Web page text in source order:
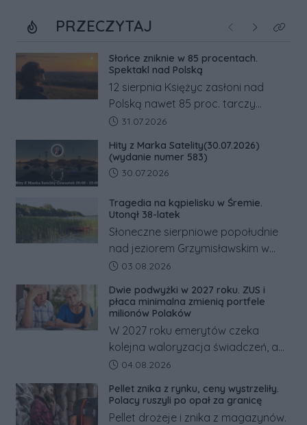
PRZECZYTAJ Poprzednie
NastępneKliknij
Słońce zniknie w 85 procentach.
Spektakl nad Polską
12 sierpnia Księżyc zasłoni nad
Polską nawet 85 proc. tarczy
Słońca. Największe zaćmienie od 27
zachodem.
Data dodania artykułu:
31.07.2026
Hity z Marka Satelity(30.07.2026)
(wydanie numer 583)
Data dodania artykułu:
30.07.2026
Tragedia na kąpielisku w Śremie.
Utonął 38-latek
Słoneczne sierpniowe popołudnie
nad jeziorem Grzymisławskim w
powiecie śremskim zakończyło się
odwrócić nawet natychmiastowe
działania służb ratunkowych.
Data dodania artykułu:
03.08.2026
Dwie podwyżki w 2027 roku. ZUS i
płaca minimalna zmienią portfele
milionów Polaków
W 2027 roku emerytów czeka
kolejna waloryzacja świadczeń, a
pracowników podwyżka płacy
tym zmianom zyskają.
Data dodania artykułu:
04.08.2026
Pellet znika z rynku, ceny wystrzeliły.
Polacy ruszyli po opał za granicę
Pellet drożeje i znika z magazynów.